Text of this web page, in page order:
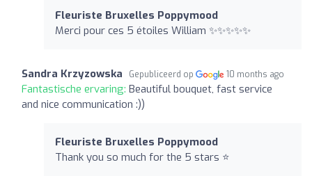
Fleuriste Bruxelles Poppymood
Merci pour ces 5 étoiles William ✨✨✨✨✨
Sandra Krzyzowska Gepubliceerd op 10 months ago
Fantastische ervaring: Beautiful bouquet, fast service
and nice communication :))
Fleuriste Bruxelles Poppymood
Thank you so much for the 5 stars ⭐️